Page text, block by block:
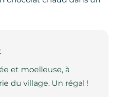
et moelleuse, à
du village. Un régal !